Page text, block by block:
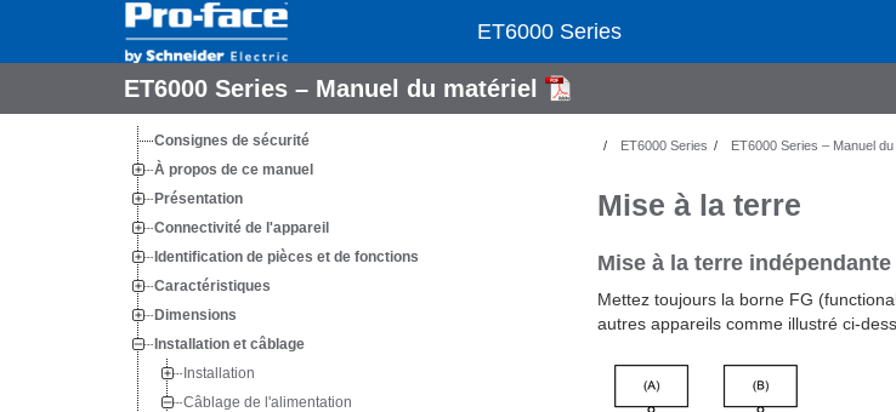
ET6000 Series
ET6000 Series – Manuel du matériel
Consignes de sécurité
À propos de ce manuel
Présentation
Connectivité de l'appareil
Identification de pièces et de fonctions
Caractéristiques
Dimensions
Installation et câblage
Installation
Câblage de l'alimentation
ET6000 Series ET6000 Series – Manuel
Mise à la terre
Mise à la terre indépendante
Mettez toujours la borne FG
autres appareils comme illustré ci-